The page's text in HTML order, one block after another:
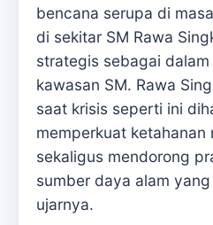
bencana serupa di
di sekitar SM Rawa
strategis sebagai
kawasan SM. Rawa
saat krisis seperti ini
memperkuat ketahanan
sekaligus mendorong
sumber daya alam yang
ujarnya.